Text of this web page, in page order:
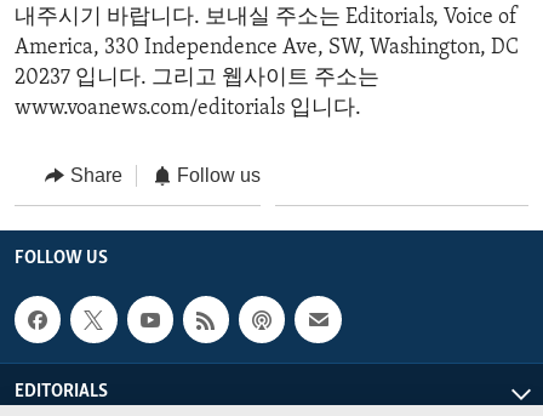
내주시기 바랍니다. 보내실 주소는 Editorials, Voice of
America, 330 Independence Ave, SW, Washington, DC
20237 입니다. 그리고 웹사이트 주소는
www.voanews.com/editorials 입니다.
Share Follow us
FOLLOW US
EDITORIALS